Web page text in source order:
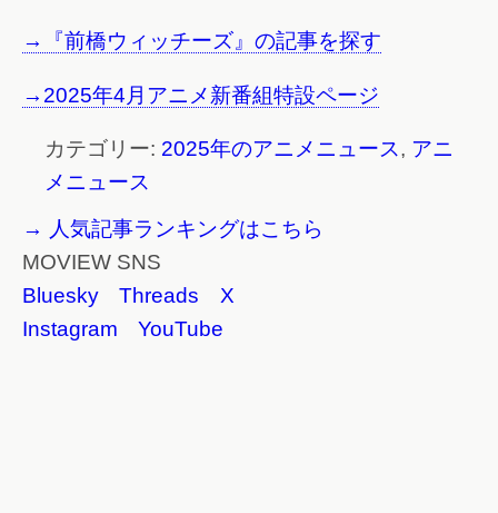
→『前橋ウィッチーズ』の記事を探す
→2025年4月アニメ新番組特設ページ
カテゴリー: 2025年のアニメニュース, アニ
メニュース
→ 人気記事ランキングはこちら
MOVIEW SNS
Bluesky
Threads
X
Instagram
YouTube